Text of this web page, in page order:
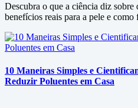
Descubra o que a ciência diz
benefícios reais para a pele e como
10 Maneiras Simples e
Reduzir Poluentes em Casa